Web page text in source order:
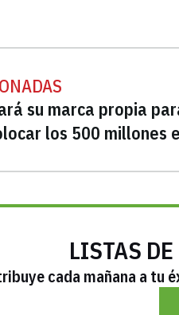
su marca propia
los 500 millones
LISTAS
cada mañana a tu